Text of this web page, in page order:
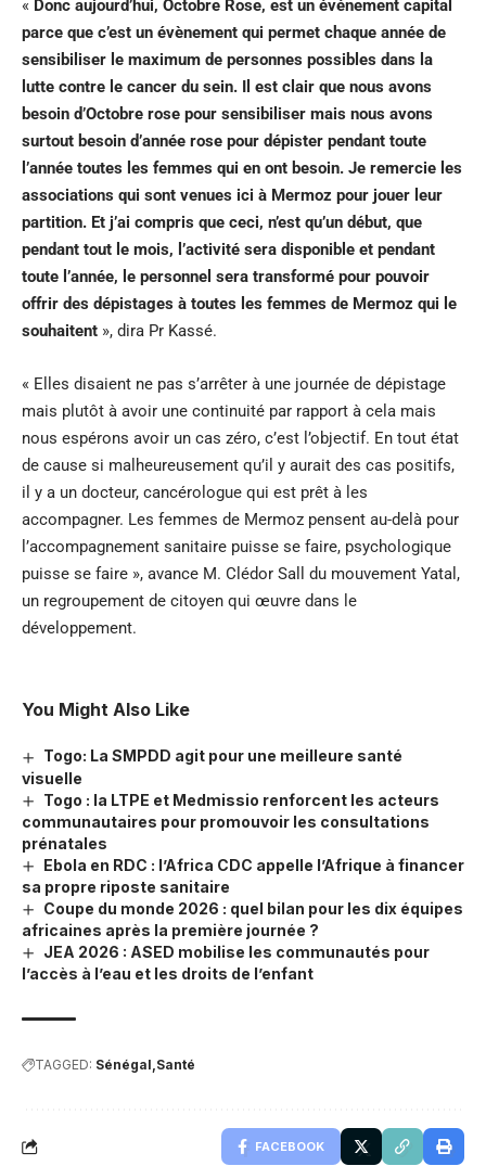
« Donc aujourd’hui, Octobre Rose, est un événement capital
parce que c’est un évènement qui permet chaque année de
sensibiliser le maximum de personnes possibles dans la
lutte contre le cancer du sein. Il est clair que nous avons
besoin d’Octobre rose pour sensibiliser mais nous avons
surtout besoin d’année rose pour dépister pendant toute
l’année toutes les femmes qui en ont besoin. Je remercie les
associations qui sont venues ici à Mermoz pour jouer leur
partition. Et j’ai compris que ceci, n’est qu’un début, que
pendant tout le mois, l’activité sera disponible et pendant
toute l’année, le personnel sera transformé pour pouvoir
offrir des dépistages à toutes les femmes de Mermoz qui le
souhaitent », dira Pr Kassé.
« Elles disaient ne pas s’arrêter à une journée de dépistage
mais plutôt à avoir une continuité par rapport à cela mais
nous espérons avoir un cas zéro, c’est l’objectif. En tout état
de cause si malheureusement qu’il y aurait des cas positifs,
il y a un docteur, cancérologue qui est prêt à les
accompagner. Les femmes de Mermoz pensent au-delà pour
l’accompagnement sanitaire puisse se faire, psychologique
puisse se faire », avance M. Clédor Sall du mouvement Yatal,
un regroupement de citoyen qui œuvre dans le
développement.
You Might Also Like
Togo: La SMPDD agit pour une meilleure santé
visuelle
Togo : la LTPE et Medmissio renforcent les acteurs
communautaires pour promouvoir les consultations
prénatales
Ebola en RDC : l’Africa CDC appelle l’Afrique à financer
sa propre riposte sanitaire
Coupe du monde 2026 : quel bilan pour les dix équipes
africaines après la première journée ?
JEA 2026 : ASED mobilise les communautés pour
l’accès à l’eau et les droits de l’enfant
TAGGED: Sénégal Santé
FACEBOOK